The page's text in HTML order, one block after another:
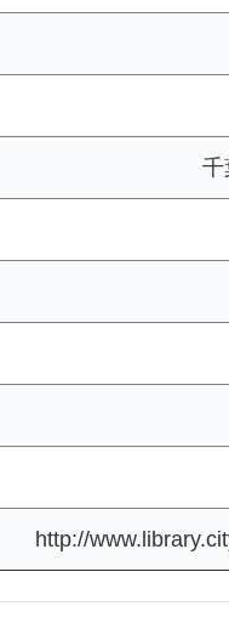
千
http://